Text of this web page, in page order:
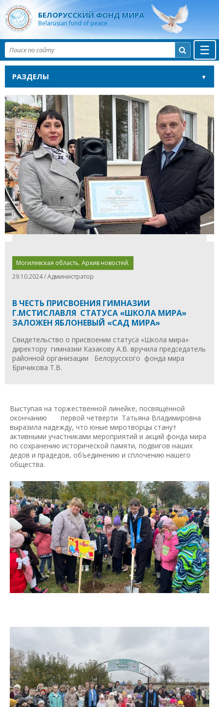
БЕЛОРУССКИЙ ФОНД МИРА
Belarusian fund of peace
☰

РАЗДЕЛЫ
Могилевская область. Архив новостей.
29.10.2024 / Администратор
В ЧЕСТЬ ПРИСВОЕНИЯ ГИМНАЗИИ
Г.МСТИСЛАВЛЯ СТАТУСА «ШКОЛА МИРА»
ЗАЛОЖЕН ЯБЛОНЕВЫЙ «САД МИРА»
Свидетельство о присвоении статуса «Школа мира»
директору гимназии Казакову А.В. вручила председатель
районной организации Белорусского фонда мира
Бричикова Т.В.
Выступая на торжественной линейке, посвящённой
окончанию первой четверти Татьяна Владимировна
выразила надежду, что юные миротворцы станут
активными участниками мероприятий и акций фонда мира
по сохранению исторической памяти, подвигов наших
дедов и прадедов, объединению и сплочению нашего
общества.